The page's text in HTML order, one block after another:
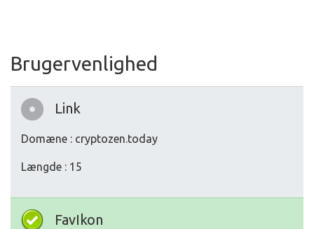
Brugervenlighed
Link
Domæne : cryptozen.today
Længde : 15
FavIkon